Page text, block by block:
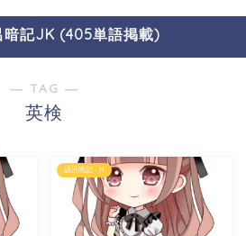
暗記JK (405単語掲載)
― TAG ―
英検
語呂暗記 - H